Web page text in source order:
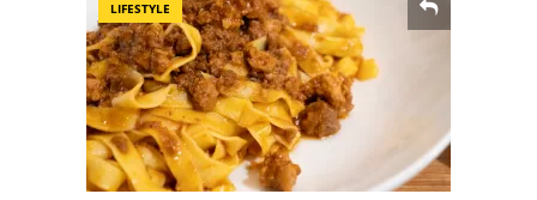
LIFESTYLE